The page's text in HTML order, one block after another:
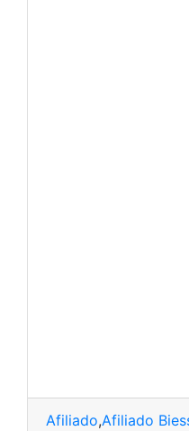
Afiliado,Afiliado